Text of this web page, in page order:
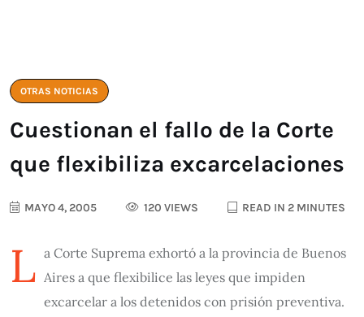
OTRAS NOTICIAS
Cuestionan el fallo de la Corte
que flexibiliza excarcelaciones
MAYO 4, 2005 120 VIEWS READ IN 2 MINUTES
L a Corte Suprema exhortó a la provincia de Buenos
Aires a que flexibilice las leyes que impiden
excarcelar a los detenidos con prisión preventiva.